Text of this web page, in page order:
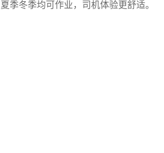
夏季冬季均可作业，司机体验更舒适。